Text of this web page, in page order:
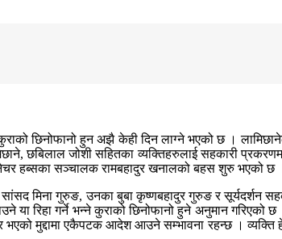
कुराको छिनोफानो हुन अझै केही दिन लाग्ने भएको छ ।
छबिलाल जोशी सहितका व्यक्तिहरुलाई सहकारी
हब्सका सञ्चालक रामबहादुर खनालको बहस शुरु भएको छ
मिना गुरुङ, उनका बुबा कृष्णबहादुर गुरुङ र सूर्यदर्शन
या रिहा गर्ने भन्ने कुराको छिनोफानो हुने अनुमान
मुद्दामा एकैपटक आदेश आउने सम्भावना रहन्छ ।